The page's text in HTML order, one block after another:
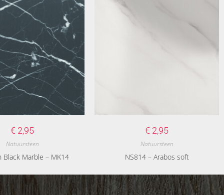
€ 2,95
Natuursteen
Black Marble – MK14
€ 2,95
Natuursteen
NS814 – Arabos soft